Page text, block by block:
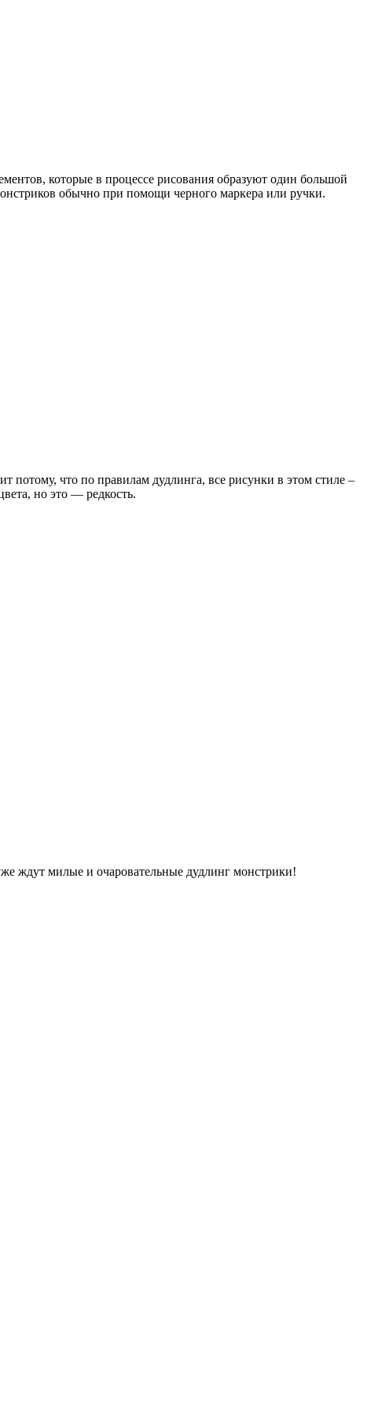
которые в процессе рисования образуют один большой
обычно при помощи черного маркера или ручки.
потому, что по правилам дудлинга, все рисунки в этом стиле –
но это — редкость.
ждут милые и очаровательные дудлинг монстрики!